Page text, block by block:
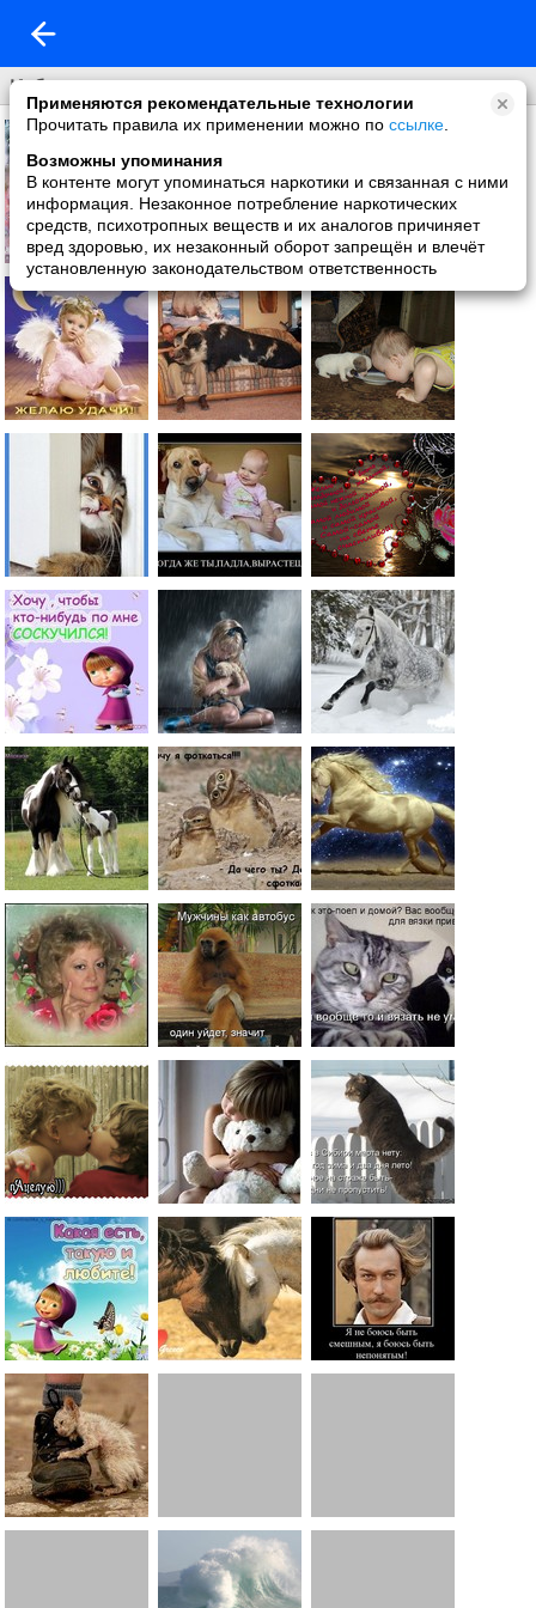
Применяются рекомендательные технологии
Прочитать правила их применении можно по ссылке
Возможны упоминания
В контенте могут упоминаться наркотики и связанная с ними
информация. Незаконное потребление наркотических
средств, психотропных веществ и их аналогов причиняет
вред здоровью, их незаконный оборот запрещён и влечёт
установленную законодательством ответственность
Избранное